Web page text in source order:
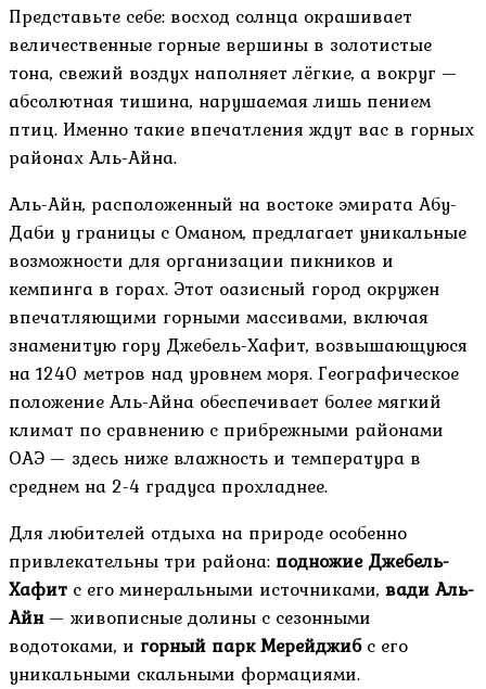
Представьте себе: восход солнца окрашивает
величественные горные вершины в золотистые
тона, свежий воздух наполняет лёгкие, а вокруг —
абсолютная тишина, нарушаемая лишь пением
птиц. Именно такие впечатления ждут вас в горных
районах Аль-Айна.
Аль-Айн, расположенный на востоке эмирата Абу-
Даби у границы с Оманом, предлагает уникальные
возможности для организации пикников и
кемпинга в горах. Этот оазисный город окружен
впечатляющими горными массивами, включая
знаменитую гору Джебель-Хафит, возвышающуюся
на 1240 метров над уровнем моря. Географическое
положение Аль-Айна обеспечивает более мягкий
климат по сравнению с прибрежными районами
ОАЭ — здесь ниже влажность и температура в
среднем на 2-4 градуса прохладнее.
Для любителей отдыха на природе особенно
привлекательны три района: подножие Джебель-
Хафит с его минеральными источниками, вади Аль-
Айн— живописные долины с сезонными
водотоками, и горный парк Мерейджибс его
уникальными скальными формациями.